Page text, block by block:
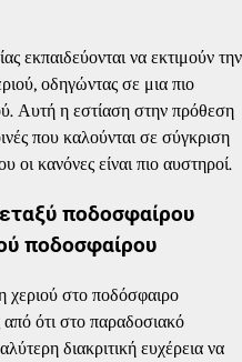
εκπαιδεύονται να εκτιμούν την
οδηγώντας σε μια πιο
Αυτή η εστίαση στην πρόθεση
που καλούνται σε σύγκριση
κανόνες είναι πιο αυστηροί.
ποδοσφαίρου
ποδοσφαίρου
χεριού στο ποδόσφαιρο
από ότι στο παραδοσιακό
διακριτική ευχέρεια να